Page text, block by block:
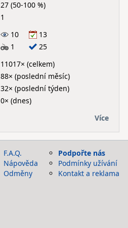
27 (50-100 %)
1
10
13
1
25
11017× (celkem)
88× (poslední měsíc)
32× (poslední týden)
0× (dnes)
Více
F.A.Q.
Nápověda
Odměny
Podpořte nás
Podmínky užívání
Kontakt a reklama